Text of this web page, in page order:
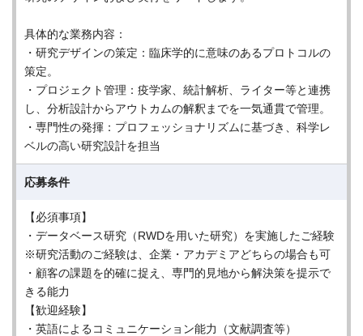
具体的な業務内容：
・研究デザインの策定：臨床学的に意味のあるプロトコルの
策定。
・プロジェクト管理：疫学家、統計解析、ライター等と連携
し、分析設計からアウトカムの解釈までを一気通貫で管理。
・専門性の発揮：プロフェッショナリズムに基づき、科学レ
ベルの高い研究設計を担当
応募条件
【必須事項】
・データベース研究（RWDを用いた研究）を実施したご経験
※研究活動のご経験は、企業・アカデミアどちらの場合も可
・顧客の課題を的確に捉え、専門的見地から解決策を提示で
きる能力
【歓迎経験】
・英語によるコミュニケーション能力（文献調査等）